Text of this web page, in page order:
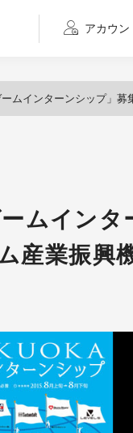
アカウン
インターンシップ」募集中（
ムインタ
産業振興